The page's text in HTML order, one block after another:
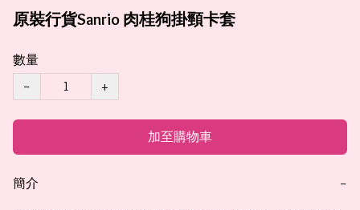
原裝行貨Sanrio 肉桂狗掛頸卡套
數量
−
+
加至購物車
簡介 −